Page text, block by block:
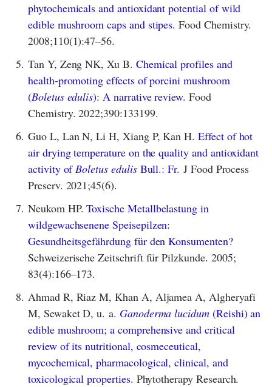
phytochemicals and antioxidant potential of wild
edible mushroom caps and stipes. Food Chemistry.
2008;110(1):47–56.
5. Tan Y, Zeng NK, Xu B. Chemical profiles and
health-promoting effects of porcini mushroom
(Boletus edulis): A narrative review. Food
Chemistry. 2022;390:133199.
6. Guo L, Lan N, Li H, Xiang P, Kan H.Effect of hot
air drying temperature on the quality and antioxidant
activity ofBoletus edulisBull.: Fr. J Food Process
Preserv. 2021;45(6).
7. Neukom HP.Toxische Metallbelastung in
wildgewachsenene Speisepilzen:
Gesundheitsgefährdung für den Konsumenten?
Schweizerische Zeitschrift für Pilzkunde. 2005;
83(4):166–173.
8. Ahmad R, Riaz M, Khan A, Aljamea A, Algheryafi
M, Sewaket D, u. a. Ganoderma lucidum (Reishi) an
edible mushroom; a comprehensive and critical
review of its nutritional, cosmeceutical,
mycochemical, pharmacological, clinical, and
toxicological properties. Phytotherapy Research.